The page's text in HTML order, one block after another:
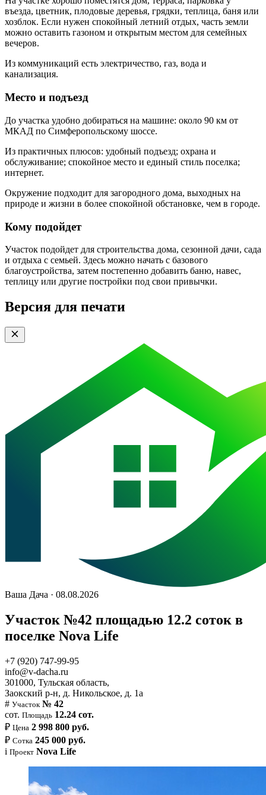
въезда, цветник, плодовые деревья, грядки, теплица, баня или
хозблок. Если нужен спокойный летний отдых, часть земли
можно оставить газоном и открытым местом для семейных
вечеров.
Из коммуникаций есть электричество, газ, вода и
канализация.
Место и подъезд
До участка удобно добираться на машине: около 90 км от
МКАД по Симферопольскому шоссе.
Из практичных плюсов: удобный подъезд; охрана и
обслуживание; спокойное место и единый стиль поселка;
интернет.
Окружение подходит для загородного дома, выходных на
природе и жизни в более спокойной обстановке, чем в городе.
Кому подойдет
Участок подойдет для строительства дома, сезонной дачи, сада
и отдыха с семьей. Здесь можно начать с базового
благоустройства, затем постепенно добавить баню, навес,
теплицу или другие постройки под свои привычки.
Версия для печати
Ваша Дача · 08.08.2026
Участок №42 площадью 12.2 соток в
поселке Nova Life
+7 (920) 747-99-95
info@v-dacha.ru
301000, Тульская область,
Заокский р-н, д. Никольское, д. 1а
# Участок № 42
сот. Площадь 12.24 сот.
₽ Цена 2 998 800 руб.
₽ Сотка 245 000 руб.
i Проект Nova Life